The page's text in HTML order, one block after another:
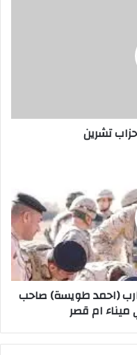
تشرين
(احمد طويسة) صاحب
ام قصر